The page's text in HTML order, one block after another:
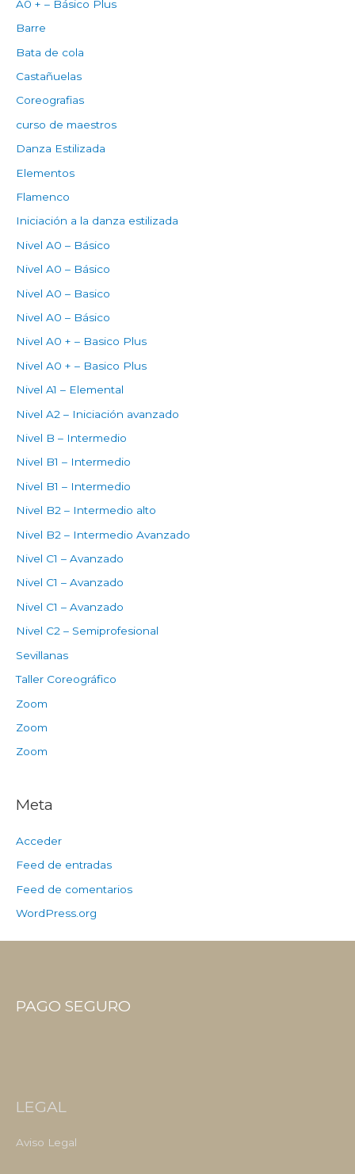
A0 + – Básico Plus
Barre
Bata de cola
Castañuelas
Coreografias
curso de maestros
Danza Estilizada
Elementos
Flamenco
Iniciación a la danza estilizada
Nivel A0 – Básico
Nivel A0 – Básico
Nivel A0 – Basico
Nivel A0 – Básico
Nivel A0 + – Basico Plus
Nivel A0 + – Basico Plus
Nivel A1 – Elemental
Nivel A2 – Iniciación avanzado
Nivel B – Intermedio
Nivel B1 – Intermedio
Nivel B1 – Intermedio
Nivel B2 – Intermedio alto
Nivel B2 – Intermedio Avanzado
Nivel C1 – Avanzado
Nivel C1 – Avanzado
Nivel C1 – Avanzado
Nivel C2 – Semiprofesional
Sevillanas
Taller Coreográfico
Zoom
Zoom
Zoom
Meta
Acceder
Feed de entradas
Feed de comentarios
WordPress.org
PAGO SEGURO
LEGAL
Aviso Legal